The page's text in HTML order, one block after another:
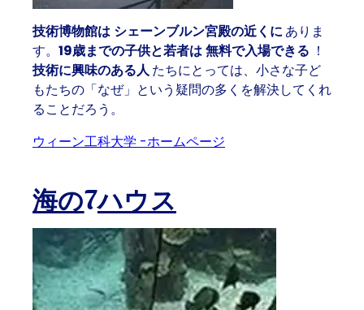
技術博物館は シェーンブルン宮殿の近くに ありま
す。 19歳までの子供と若者は無料で入場できる ！
技術に興味のある人たちにとっては、小さな子ど
もたちの「なぜ」という疑問の多くを解決してくれ
ることだろう。
ウィーン工科大学 -ホームページ
海の7ハウス